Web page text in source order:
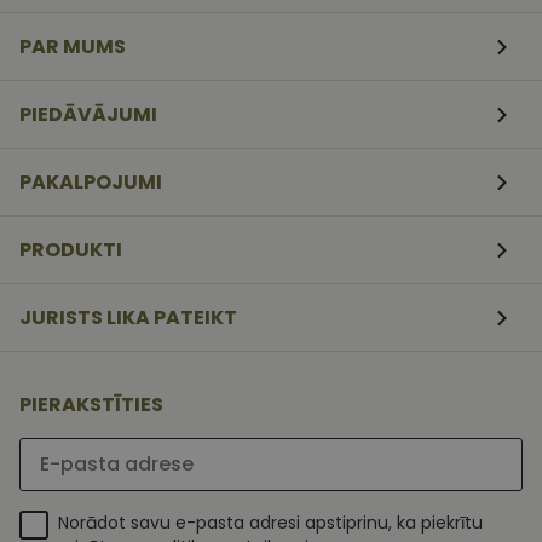
PAR MUMS
PIEDĀVĀJUMI
PAKALPOJUMI
PRODUKTI
JURISTS LIKA PATEIKT
PIERAKSTĪTIES
Lūdzu ievadiet e-pasta adresi
Norādot savu e-pasta adresi apstiprinu, ka piekrītu
CookieScriptConsent
Šo sīkfailu
atcerētos
sīkfailu